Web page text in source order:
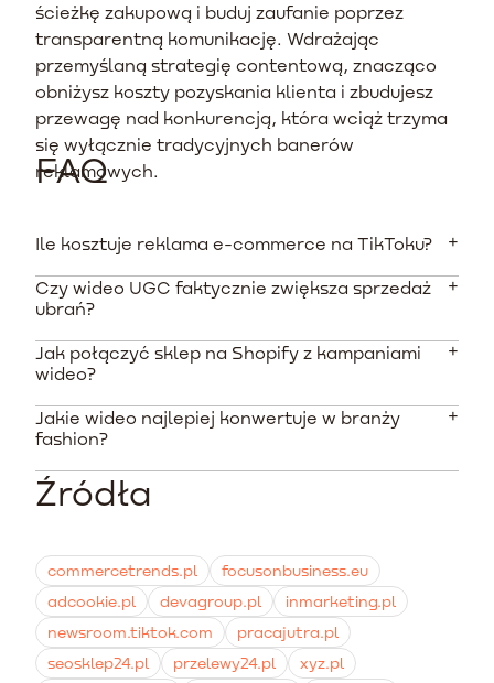
ścieżkę zakupową i buduj zaufanie poprzez
transparentną komunikację. Wdrażając
przemyślaną strategię contentową, znacząco
obniżysz koszty pozyskania klienta i zbudujesz
przewagę nad konkurencją, która wciąż trzyma
się wyłącznie tradycyjnych banerów
reklamowych.
FAQ
Ile kosztuje reklama e-commerce na TikToku?
Średni koszt za tysiąc wyświetleń (CPM) w 2025 roku w
dzienny potrzebny do rozpoczęcia testów na poziomie
zestawu reklam to około 80 PLN.
Czy wideo UGC faktycznie zwiększa sprzedaż
ubrań?
Tak. Badania pokazują, że 71% polskich użytkowników
produktu w formie wideo. Materiały tworzone przez
użytkowników znacząco skracają dystans do klienta.
Jak połączyć sklep na Shopify z kampaniami
wideo?
Platforma Shopify oferuje oficjalną integrację, która
synchronizację całego katalogu produktów. Umożliwia
to precyzyjne mierzenie konwersji i optymalizację
Jakie wideo najlepiej konwertuje w branży
fashion?
Najlepiej sprawdzają się naturalne formaty, takie jak
wyreżyserowanych, korporacyjnych reklam, które
zniechęcają kupujących.
Źródła
commercetrends.pl
focusonbusiness.eu
adcookie.pl
devagroup.pl
inmarketing.pl
newsroom.tiktok.com
pracajutra.pl
seosklep24.pl
przelewy24.pl
xyz.pl